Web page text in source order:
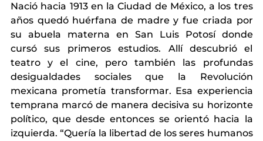
Nació hacia 1913 en la Ciudad de México, a los tres
años quedó huérfana de madre y fue criada por
su abuela materna en San Luis Potosí donde
cursó sus primeros estudios. Allí descubrió el
teatro y el cine, pero también las profundas
desigualdades sociales que la Revolución
mexicana prometía transformar. Esa experiencia
temprana marcó de manera decisiva su horizonte
político, que desde entonces se orientó hacia la
izquierda. “Quería la libertad de los seres humanos